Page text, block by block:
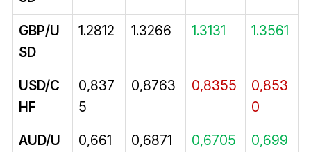
GBP/U
SD
1.2812 1.3266 1.3131 1.3561
USD/C
HF
0,837
5
0,8763 0,8355
0,853
0
AUD/U
0,661
0,6871 0,6705
0,699